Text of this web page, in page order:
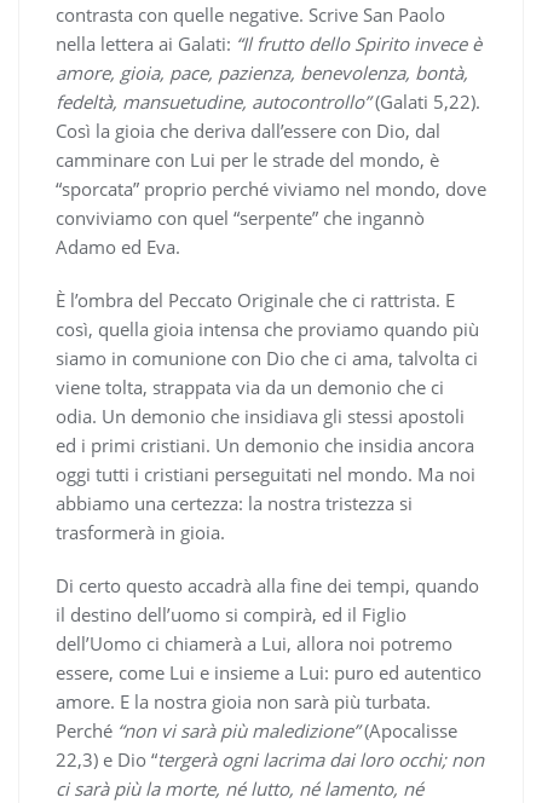
contrasta con quelle negative. Scrive San Paolo
nella lettera ai Galati: “Il frutto dello Spirito invece è
amore, gioia, pace, pazienza, benevolenza, bontà,
fedeltà, mansuetudine, autocontrollo”(Galati 5,22).
Così la gioia che deriva dall’essere con Dio, dal
camminare con Lui per le strade del mondo, è
“sporcata” proprio perché viviamo nel mondo, dove
conviviamo con quel “serpente” che ingannò
Adamo ed Eva.
È l’ombra del Peccato Originale che ci rattrista. E
così, quella gioia intensa che proviamo quando più
siamo in comunione con Dio che ci ama, talvolta ci
viene tolta, strappata via da un demonio che ci
odia. Un demonio che insidiava gli stessi apostoli
ed i primi cristiani. Un demonio che insidia ancora
oggi tutti i cristiani perseguitati nel mondo. Ma noi
abbiamo una certezza: la nostra tristezza si
trasformerà in gioia.
Di certo questo accadrà alla fine dei tempi, quando
il destino dell’uomo si compirà, ed il Figlio
dell’Uomo ci chiamerà a Lui, allora noi potremo
essere, come Lui e insieme a Lui: puro ed autentico
amore. E la nostra gioia non sarà più turbata.
Perché “non vi sarà più maledizione”(Apocalisse
22,3) e Dio “tergerà ogni lacrima dai loro occhi; non
ci sarà più la morte, né lutto, né lamento, né